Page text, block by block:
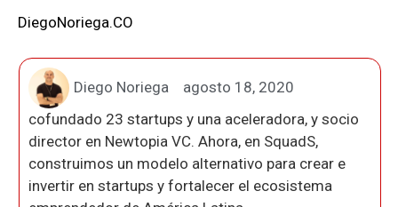
DiegoNoriega.CO
Diego Noriega
agosto 18, 2020
cofundado 23 startups y una aceleradora, y socio
director en Newtopia VC. Ahora, en SquadS,
construimos un modelo alternativo para crear e
invertir en startups y fortalecer el ecosistema